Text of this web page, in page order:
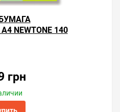
NEWTONE 140
грн